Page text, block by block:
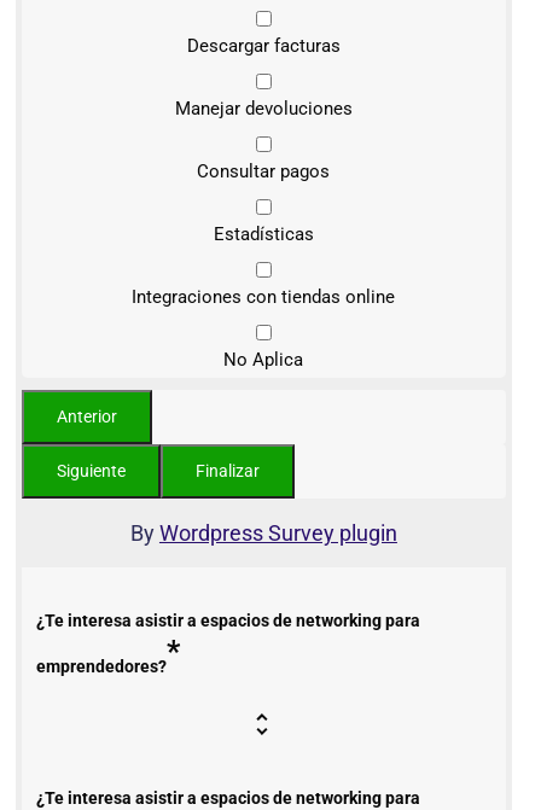
Descargar facturas
Manejar devoluciones
Consultar pagos
Estadísticas
Integraciones con tiendas online
No Aplica
ByWordpress Survey plugin
¿Te interesa asistir a espacios de networking para
emprendedores?*
¿Te interesa asistir a espacios de networking para